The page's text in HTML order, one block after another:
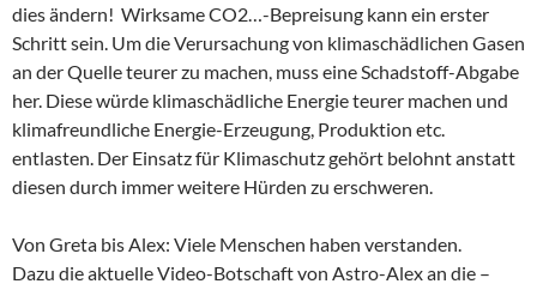
dies ändern! Wirksame CO2…-Bepreisung kann ein erster
Schritt sein. Um die Verursachung von klimaschädlichen Gasen
an der Quelle teurer zu machen, muss eine Schadstoff-Abgabe
her. Diese würde klimaschädliche Energie teurer machen und
klimafreundliche Energie-Erzeugung, Produktion etc.
entlasten. Der Einsatz für Klimaschutz gehört belohnt anstatt
diesen durch immer weitere Hürden zu erschweren.
Von Greta bis Alex: Viele Menschen haben verstanden.
Dazu die aktuelle Video-Botschaft von Astro-Alex an die –